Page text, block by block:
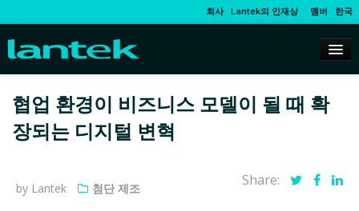
회사 Lantek의 인재상 멤버 한국
협업 환경이 비즈니스 모델이 될 때 확
장되는 디지털 변혁
by Lantek 첨단 제조 Share: